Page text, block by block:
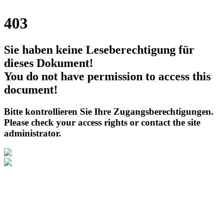
403
Sie haben keine Leseberechtigung für
dieses Dokument!
You do not have permission to access this
document!
Bitte kontrollieren Sie Ihre Zugangsberechtigungen.
Please check your access rights or contact the site
administrator.